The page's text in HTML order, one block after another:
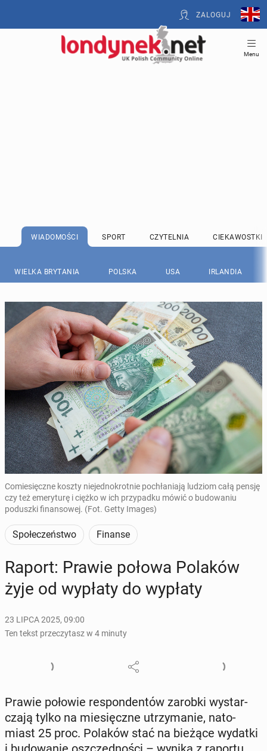
ZALOGUJ
Menu
WIADOMOŚCI SPORT CZYTELNIA CIEKAWOSTKI
WIELKA BRYTANIA POLSKA USA IRLANDIA
Comiesięczne koszty niejednokrotnie pochłaniają ludziom całą pensję
czy też emeryturę i ciężko w ich przypadku mówić o budowaniu
poduszki finansowej. (Fot. Getty Images)
Społeczeństwo Finanse
Raport: Prawie połowa Polaków
żyje od wypłaty do wypłaty
23 LIPCA 2025, 09:00
Ten tekst przeczytasz w 4 minuty
Prawie połowie re­spon­den­tów zarobki wy­star­
cza­ją tylko na mie­sięcz­ne utrzy­ma­nie, na­to­
miast 25 proc. Polaków stać na bieżące wydatki